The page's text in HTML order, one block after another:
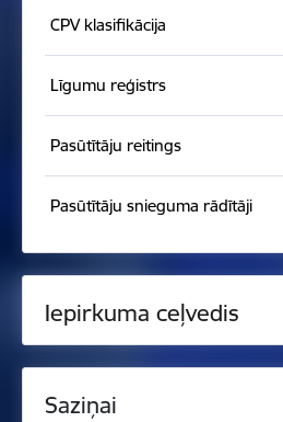
CPV klasifikācija
Līgumu reģistrs
Pasūtītāju reitings
Pasūtītāju snieguma rādītāji
Iepirkuma ceļvedis
Saziņai